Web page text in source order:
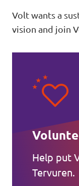
Volt wants a
vision and join
Help put
Tervuren.